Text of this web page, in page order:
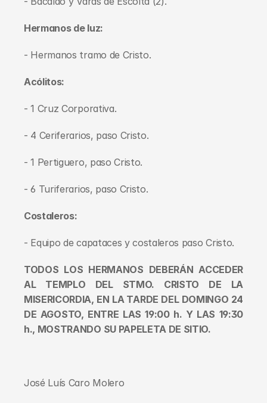
Hermanos de luz:
- Hermanos tramo de Cristo.
Acólitos:
- 1 Cruz Corporativa.
- 4 Ceriferarios, paso Cristo.
- 1 Pertiguero, paso Cristo.
- 6 Turiferarios, paso Cristo.
Costaleros:
- Equipo de capataces y costaleros paso Cristo.
TODOS LOS HERMANOS DEBERÁN ACCEDER
AL TEMPLO DEL STMO. CRISTO DE LA
MISERICORDIA, EN LA TARDE DEL DOMINGO 24
DE AGOSTO, ENTRE LAS 19:00 h. Y LAS 19:30
h., MOSTRANDO SU PAPELETA DE SITIO.
José Luís Caro Molero